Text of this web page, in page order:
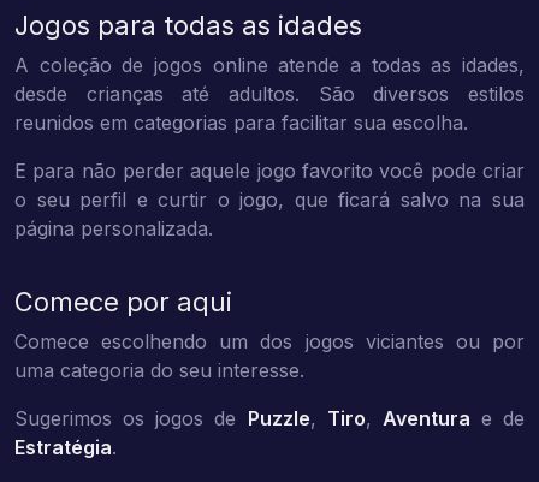
Jogos para todas as idades
A coleção de jogos online atende a todas as idades,
desde crianças até adultos. São diversos estilos
reunidos em categorias para facilitar sua escolha.
E para não perder aquele jogo favorito você pode criar
o seu perfil e curtir o jogo, que ficará salvo na sua
página personalizada.
Comece por aqui
Comece escolhendo um dos jogos viciantes ou por
uma categoria do seu interesse.
Sugerimos os jogos de Puzzle, Tiro, Aventura e de
Estratégia.